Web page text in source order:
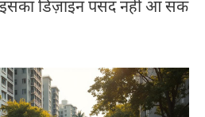
इसका डिज़ाइन पसंद नहीं आ सक